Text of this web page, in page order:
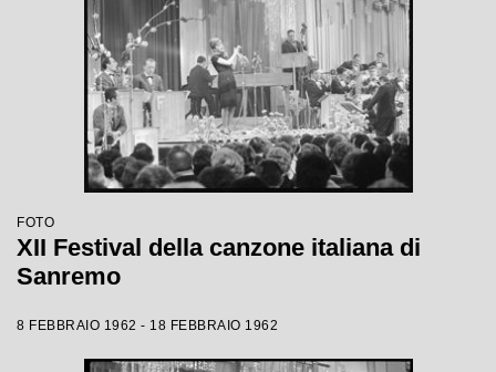
FOTO
XII Festival della canzone italiana di
Sanremo
8 FEBBRAIO 1962 - 18 FEBBRAIO 1962